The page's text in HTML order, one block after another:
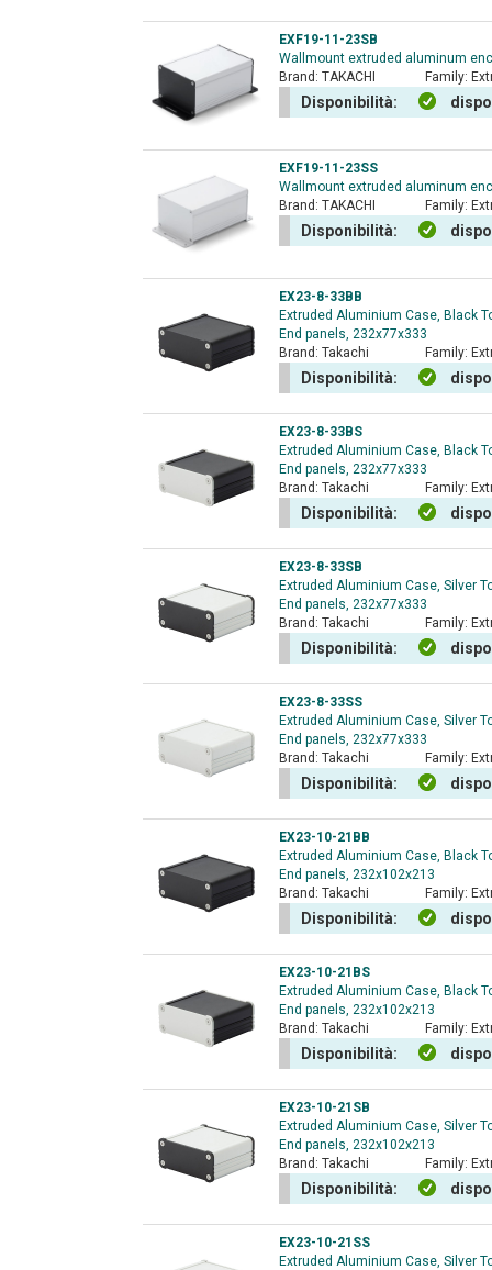
EXF19-11-23SB
Wallmount extruded aluminum
Brand: TAKACHI Family:
Disponibilità:
EXF19-11-23SS
Wallmount extruded aluminum
Brand: TAKACHI Family:
Disponibilità:
EX23-8-33BB
Extruded Aluminium Case, Black
End panels, 232x77x333
Brand: Takachi Family:
Disponibilità:
EX23-8-33BS
Extruded Aluminium Case, Black
End panels, 232x77x333
Brand: Takachi Family:
Disponibilità:
EX23-8-33SB
Extruded Aluminium Case, Silver
End panels, 232x77x333
Brand: Takachi Family:
Disponibilità:
EX23-8-33SS
Extruded Aluminium Case, Silver
End panels, 232x77x333
Brand: Takachi Family:
Disponibilità:
EX23-10-21BB
Extruded Aluminium Case, Black
End panels, 232x102x213
Brand: Takachi Family:
Disponibilità:
EX23-10-21BS
Extruded Aluminium Case, Black
End panels, 232x102x213
Brand: Takachi Family:
Disponibilità:
EX23-10-21SB
Extruded Aluminium Case, Silver
End panels, 232x102x213
Brand: Takachi Family:
Disponibilità:
EX23-10-21SS
Extruded Aluminium Case, Silver